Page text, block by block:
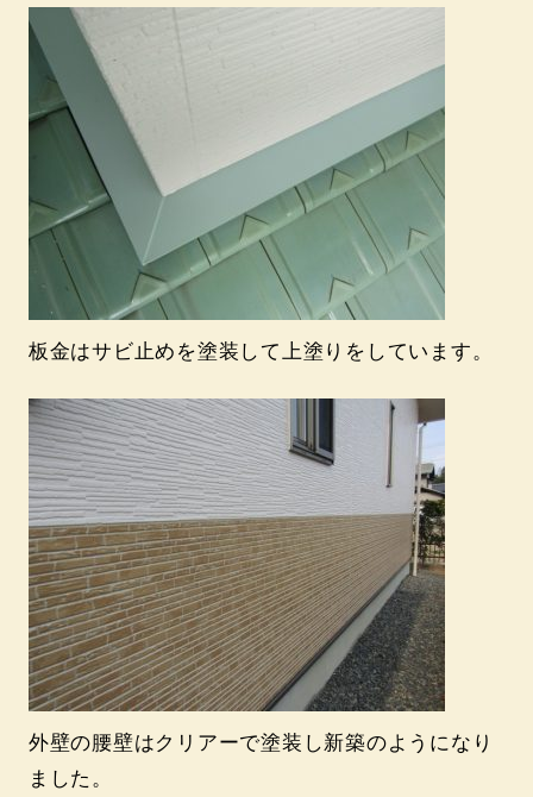
板金はサビ止めを塗装して上塗りをしています。
外壁の腰壁はクリアーで塗装し新築のようになり
ました。